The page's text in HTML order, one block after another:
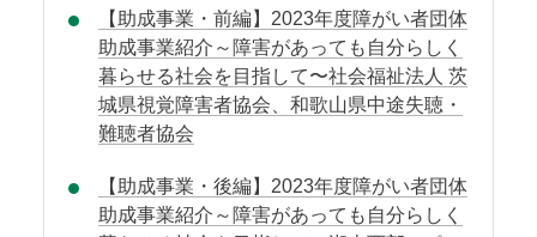
【助成事業・前編】2023年度障がい者団体
助成事業紹介～障害があっても自分らしく
暮らせる社会を目指して〜社会福祉法人 茨
城県視覚障害者協会、和歌山県中途失聴・
難聴者協会
【助成事業・後編】2023年度障がい者団体
助成事業紹介～障害があっても自分らしく